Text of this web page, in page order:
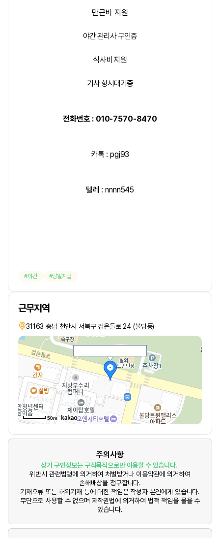
만근비 지원
야간 관리사 구인중
식사비지원
기사 항시대기중
전화번호 : 010-7570-8470
카톡 : pgj93
텔레 : nnnn545
야간 당일지급
근무지역
31163 충남 천안시 서북구 검은들로 24 (불당동)
50m
주의사항
상기 구인정보는 구직목적으로만 이용할 수 있습니다.
위반시 관련법령에 의거하여 처벌받거나 이용약관에 의거하여
손해배상을 청구합니다.
기재오류 또는 허위기재 등에 대한 책임은 작성자 본인에게 있습니다.
무단으로 사용할 수 없으며 저작권법에 의거하여 법적 책임을 물을 수
있습니다.